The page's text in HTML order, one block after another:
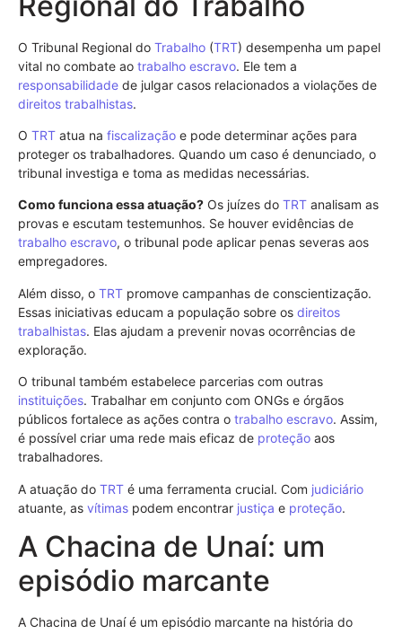
O Tribunal Regional do Trabalho (TRT) desempenha um papel
vital no combate ao trabalho escravo. Ele tem a
responsabilidade de julgar casos relacionados a violações de
direitos trabalhistas.
O TRT atua na fiscalização e pode determinar ações para
proteger os trabalhadores. Quando um caso é denunciado, o
tribunal investiga e toma as medidas necessárias.
Como funciona essa atuação? Os juízes do TRT analisam as
provas e escutam testemunhos. Se houver evidências de
trabalho escravo, o tribunal pode aplicar penas severas aos
empregadores.
Além disso, o TRT promove campanhas de conscientização.
Essas iniciativas educam a população sobre os direitos
trabalhistas. Elas ajudam a prevenir novas ocorrências de
exploração.
O tribunal também estabelece parcerias com outras
instituições. Trabalhar em conjunto com ONGs e órgãos
públicos fortalece as ações contra o trabalho escravo. Assim,
é possível criar uma rede mais eficaz de proteção aos
trabalhadores.
A atuação do TRT é uma ferramenta crucial. Com judiciário
atuante, as vítimas podem encontrar justiça e proteção.
A Chacina de Unaí: um
episódio marcante
A Chacina de Unaí é um episódio marcante na história do